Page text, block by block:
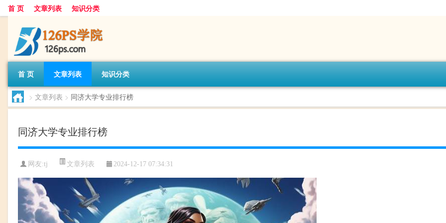
首 页 文章列表 知识分类
首 页 文章列表 知识分类
> 文章列表 > 同济大学专业排行榜
同济大学专业排行榜
网友:tj 文章列表 2024-12-17 07:34:31